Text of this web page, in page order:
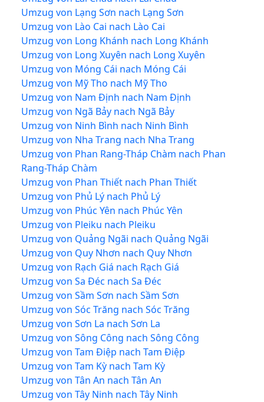
Umzug von Lạng Sơn nach Lạng Sơn
Umzug von Lào Cai nach Lào Cai
Umzug von Long Khánh nach Long Khánh
Umzug von Long Xuyên nach Long Xuyên
Umzug von Móng Cái nach Móng Cái
Umzug von Mỹ Tho nach Mỹ Tho
Umzug von Nam Định nach Nam Định
Umzug von Ngã Bảy nach Ngã Bảy
Umzug von Ninh Bình nach Ninh Bình
Umzug von Nha Trang nach Nha Trang
Umzug von Phan Rang-Tháp Chàm nach Phan
Rang-Tháp Chàm
Umzug von Phan Thiết nach Phan Thiết
Umzug von Phủ Lý nach Phủ Lý
Umzug von Phúc Yên nach Phúc Yên
Umzug von Pleiku nach Pleiku
Umzug von Quảng Ngãi nach Quảng Ngãi
Umzug von Quy Nhơn nach Quy Nhơn
Umzug von Rạch Giá nach Rạch Giá
Umzug von Sa Đéc nach Sa Đéc
Umzug von Sầm Sơn nach Sầm Sơn
Umzug von Sóc Trăng nach Sóc Trăng
Umzug von Sơn La nach Sơn La
Umzug von Sông Công nach Sông Công
Umzug von Tam Điệp nach Tam Điệp
Umzug von Tam Kỳ nach Tam Kỳ
Umzug von Tân An nach Tân An
Umzug von Tây Ninh nach Tây Ninh